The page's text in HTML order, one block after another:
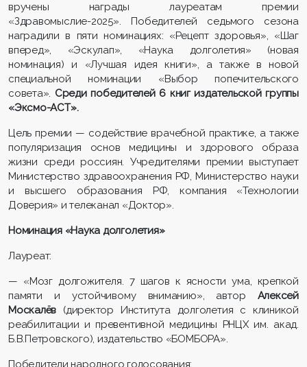
вручены награды лауреатам премии
«Здравомыслие-2025». Победителей седьмого сезона
наградили в пяти номинациях: «Рецепт здоровья», «Шаг
вперед», «Эскулап», «Наука долголетия» (новая
номинация) и «Лучшая идея книги», а также в новой
специальной номинации «Выбор попечительского
совета». Среди победителей 6 книг издательской группы
«Эксмо-АСТ».
Цель премии — содействие врачебной практике, а также
популяризация основ медицины и здорового образа
жизни среди россиян. Учредителями премии выступает
Министерство здравоохранения РФ, Министерство науки
и высшего образования РФ, компания «Технологии
Доверия» и телеканал «Доктор».
Номинация «Наука долголетия»
Лауреат:
— «Мозг долгожителя. 7 шагов к ясности ума, крепкой
памяти и устойчивому вниманию», автор Алексей
Москалёв (директор Института долголетия с клиникой
реабилитации и превентивной медицины РНЦХ им. акад.
Б.В.Петровского), издательство «БОМБОРА».
Победители народного голосования: